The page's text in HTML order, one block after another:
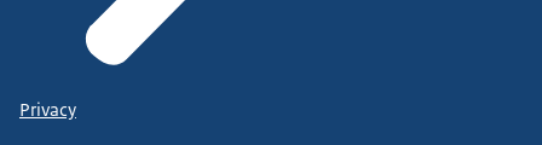
Privacy